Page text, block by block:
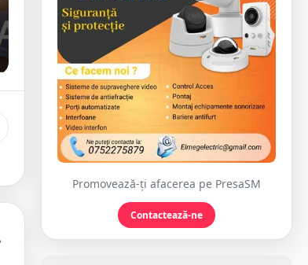
Promovează-ți afacerea pe PresaSM
Contactează-ne